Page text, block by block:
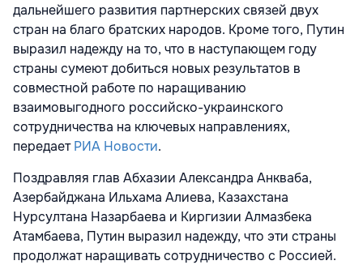
дальнейшего развития партнерских связей двух
стран на благо братских народов. Кроме того, Путин
выразил надежду на то, что в наступающем году
страны сумеют добиться новых результатов в
совместной работе по наращиванию
взаимовыгодного российско-украинского
сотрудничества на ключевых направлениях,
передаетРИА Новости.
Поздравляя глав Абхазии Александра Анкваба,
Азербайджана Ильхама Алиева, Казахстана
Нурсултана Назарбаева и Киргизии Алмазбека
Атамбаева, Путин выразил надежду, что эти страны
продолжат наращивать сотрудничество с Россией.